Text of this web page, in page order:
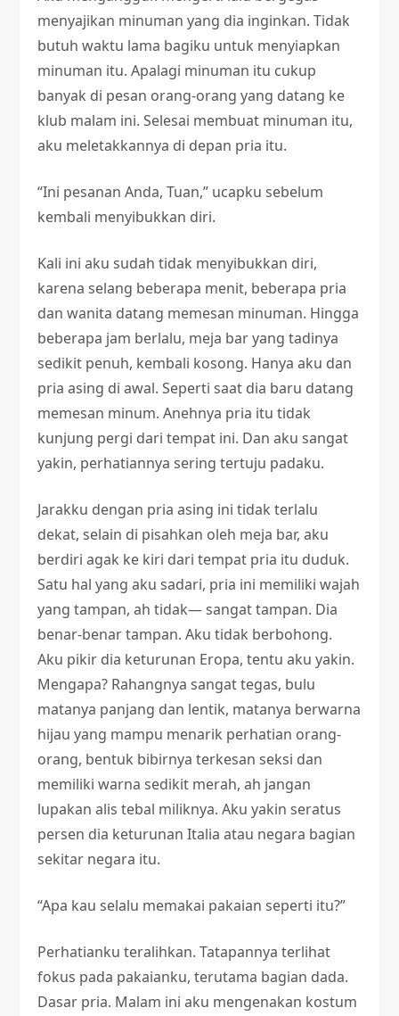
menyajikan minuman yang dia inginkan. Tidak
butuh waktu lama bagiku untuk menyiapkan
minuman itu. Apalagi minuman itu cukup
banyak di pesan orang-orang yang datang ke
klub malam ini. Selesai membuat minuman itu,
aku meletakkannya di depan pria itu.
“Ini pesanan Anda, Tuan,” ucapku sebelum
kembali menyibukkan diri.
Kali ini aku sudah tidak menyibukkan diri,
karena selang beberapa menit, beberapa pria
dan wanita datang memesan minuman. Hingga
beberapa jam berlalu, meja bar yang tadinya
sedikit penuh, kembali kosong. Hanya aku dan
pria asing di awal. Seperti saat dia baru datang
memesan minum. Anehnya pria itu tidak
kunjung pergi dari tempat ini. Dan aku sangat
yakin, perhatiannya sering tertuju padaku.
Jarakku dengan pria asing ini tidak terlalu
dekat, selain di pisahkan oleh meja bar, aku
berdiri agak ke kiri dari tempat pria itu duduk.
Satu hal yang aku sadari, pria ini memiliki wajah
yang tampan, ah tidak— sangat tampan. Dia
benar-benar tampan. Aku tidak berbohong.
Aku pikir dia keturunan Eropa, tentu aku yakin.
Mengapa? Rahangnya sangat tegas, bulu
matanya panjang dan lentik, matanya berwarna
hijau yang mampu menarik perhatian orang-
orang, bentuk bibirnya terkesan seksi dan
memiliki warna sedikit merah, ah jangan
lupakan alis tebal miliknya. Aku yakin seratus
persen dia keturunan Italia atau negara bagian
sekitar negara itu.
“Apa kau selalu memakai pakaian seperti itu?”
Perhatianku teralihkan. Tatapannya terlihat
fokus pada pakaianku, terutama bagian dada.
Dasar pria. Malam ini aku mengenakan kostum